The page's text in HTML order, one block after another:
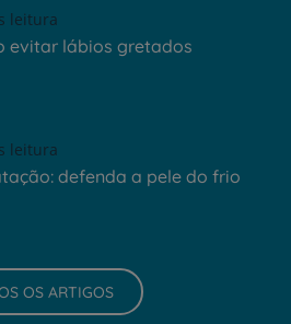
leitura
evitar lábios gretados
leitura
defenda a pele do frio
OS ARTIGOS